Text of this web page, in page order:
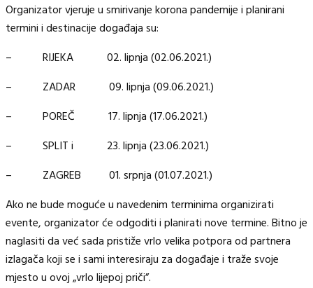
Organizator vjeruje u smirivanje korona pandemije i planirani
termini i destinacije događaja su:
– RIJEKA 02. lipnja (02.06.2021.)
– ZADAR 09. lipnja (09.06.2021.)
– POREČ 17. lipnja (17.06.2021.)
– SPLIT i 23. lipnja (23.06.2021.)
– ZAGREB 01. srpnja (01.07.2021.)
Ako ne bude moguće u navedenim terminima organizirati
evente, organizator će odgoditi i planirati nove termine. Bitno je
naglasiti da već sada pristiže vrlo velika potpora od partnera
izlagača koji se i sami interesiraju za događaje i traže svoje
mjesto u ovoj „vrlo lijepoj priči”.